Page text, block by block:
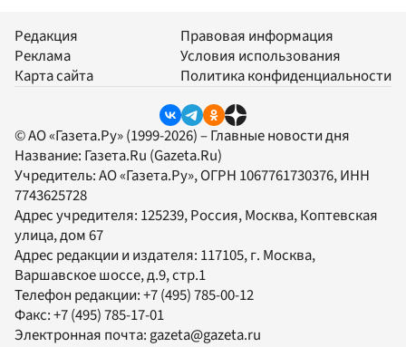
Редакция
Реклама
Карта сайта
Правовая информация
Условия использования
Политика конфиденциальности
© АО «Газета.Ру» (1999-2026) – Главные новости дня
Название: Газета.Ru (Gazeta.Ru)
Учредитель:АО «Газета.Ру», ОГРН 1067761730376, ИНН
7743625728
Адрес учредителя: 125239, Россия, Москва, Коптевская
улица, дом 67
Адрес редакции и издателя: 117105, г. Москва,
Варшавское шоссе, д.9, стр.1
Телефон редакции:+7 (495) 785-00-12
Факс:+7 (495) 785-17-01
Электронная почта: gazeta@gazeta.ru